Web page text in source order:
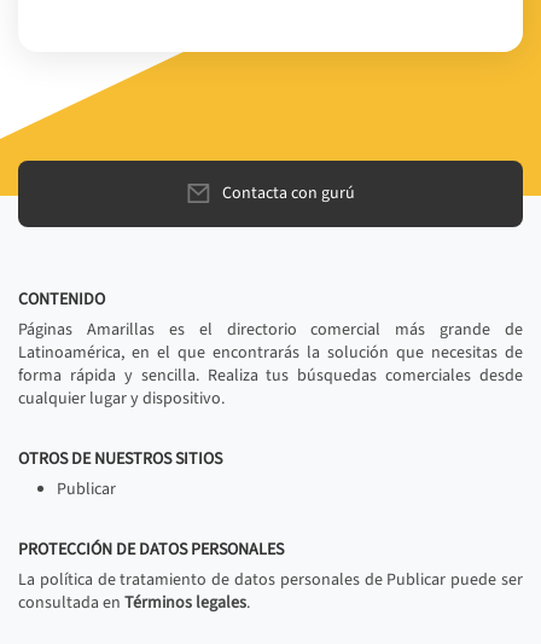
Contacta con gurú
CONTENIDO
Páginas Amarillas es el directorio comercial más grande de
Latinoamérica, en el que encontrarás la solución que necesitas de
forma rápida y sencilla. Realiza tus búsquedas comerciales desde
cualquier lugar y dispositivo.
OTROS DE NUESTROS SITIOS
Publicar
PROTECCIÓN DE DATOS PERSONALES
La política de tratamiento de datos personales de Publicar puede ser
consultada en Términos legales.